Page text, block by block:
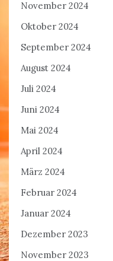
November 2024
Oktober 2024
September 2024
August 2024
Juli 2024
Juni 2024
Mai 2024
April 2024
März 2024
Februar 2024
Januar 2024
Dezember 2023
November 2023